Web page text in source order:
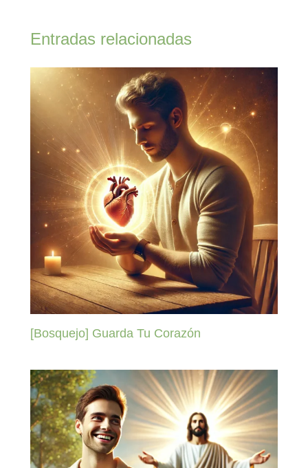
Entradas relacionadas
[Bosquejo] Guarda Tu Corazón